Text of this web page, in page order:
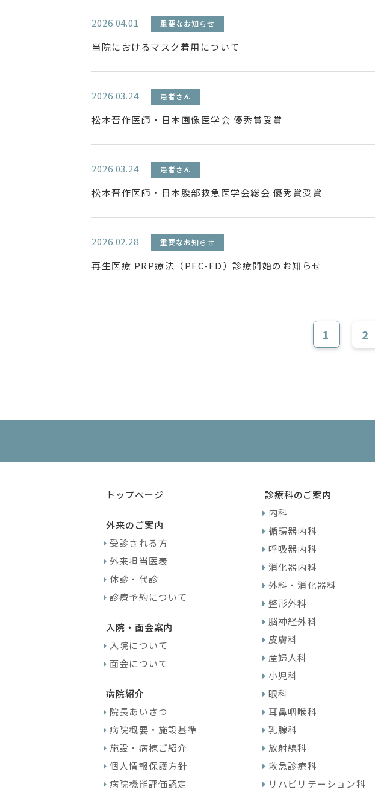
2026.04.01 重要なお知らせ
当院におけるマスク着用について
2026.03.24 患者さん
松本晋作医師・日本画像医学会 優秀賞受賞
2026.03.24 患者さん
松本晋作医師・日本腹部救急医学会総会 優秀賞受賞
2026.02.28 重要なお知らせ
再生医療 PRP療法（PFC-FD）診療開始のお知らせ
1 2
トップページ
外来のご案内
受診される方
外来担当医表
休診・代診
診療予約について
入院・面会案内
入院について
面会について
病院紹介
院長あいさつ
病院概要・施設基準
施設・病棟ご紹介
個人情報保護方針
病院機能評価認定
診療科のご案内
内科
循環器内科
呼吸器内科
消化器内科
外科・消化器科
整形外科
脳神経外科
皮膚科
産婦人科
小児科
眼科
耳鼻咽喉科
乳腺科
放射線科
救急診療科
リハビリテーション科